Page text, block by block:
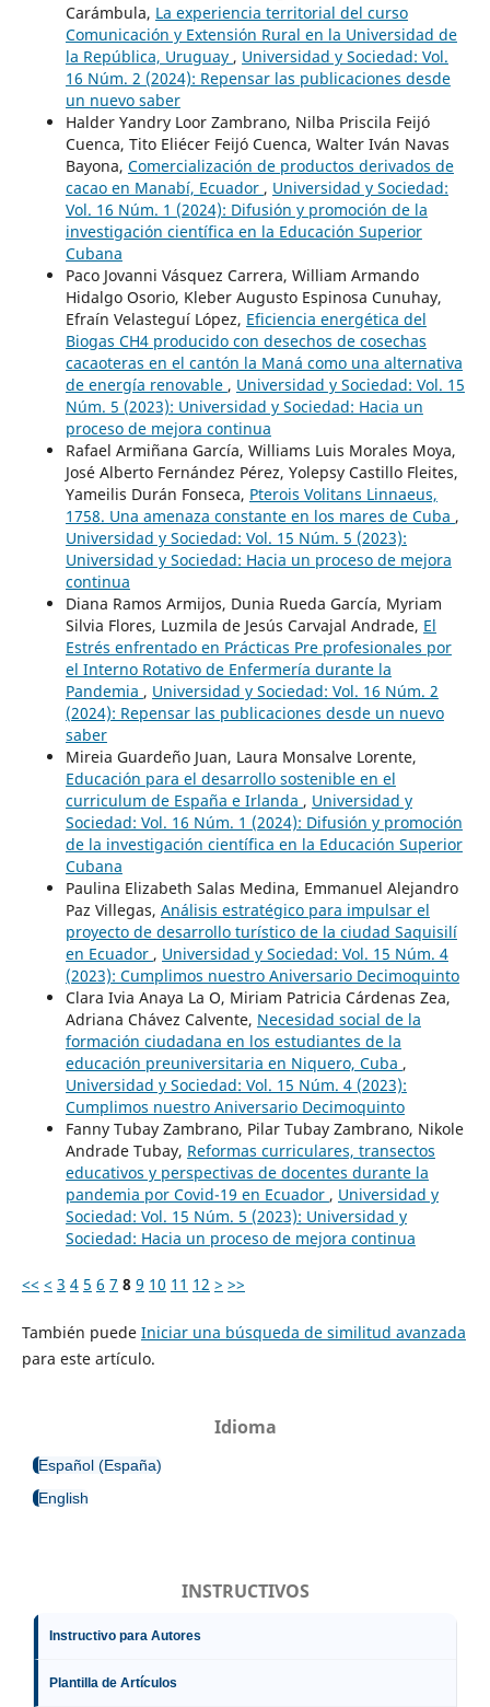
Carámbula, La experiencia territorial del curso
Comunicación y Extensión Rural en la Universidad de
la República, Uruguay , Universidad y Sociedad: Vol.
16 Núm. 2 (2024): Repensar las publicaciones desde
un nuevo saber
Halder Yandry Loor Zambrano, Nilba Priscila Feijó
Cuenca, Tito Eliécer Feijó Cuenca, Walter Iván Navas
Bayona, Comercialización de productos derivados de
cacao en Manabí, Ecuador , Universidad y Sociedad:
Vol. 16 Núm. 1 (2024): Difusión y promoción de la
investigación científica en la Educación Superior
Cubana
Paco Jovanni Vásquez Carrera, William Armando
Hidalgo Osorio, Kleber Augusto Espinosa Cunuhay,
Efraín Velasteguí López, Eficiencia energética del
Biogas CH4 producido con desechos de cosechas
cacaoteras en el cantón la Maná como una alternativa
de energía renovable , Universidad y Sociedad: Vol. 15
Núm. 5 (2023): Universidad y Sociedad: Hacia un
proceso de mejora continua
Rafael Armiñana García, Williams Luis Morales Moya,
José Alberto Fernández Pérez, Yolepsy Castillo Fleites,
Yameilis Durán Fonseca, Pterois Volitans Linnaeus,
1758. Una amenaza constante en los mares de Cuba ,
Universidad y Sociedad: Vol. 15 Núm. 5 (2023):
Universidad y Sociedad: Hacia un proceso de mejora
continua
Diana Ramos Armijos, Dunia Rueda García, Myriam
Silvia Flores, Luzmila de Jesús Carvajal Andrade, El
Estrés enfrentado en Prácticas Pre profesionales por
el Interno Rotativo de Enfermería durante la
Pandemia , Universidad y Sociedad: Vol. 16 Núm. 2
(2024): Repensar las publicaciones desde un nuevo
saber
Mireia Guardeño Juan, Laura Monsalve Lorente,
Educación para el desarrollo sostenible en el
curriculum de España e Irlanda , Universidad y
Sociedad: Vol. 16 Núm. 1 (2024): Difusión y promoción
de la investigación científica en la Educación Superior
Cubana
Paulina Elizabeth Salas Medina, Emmanuel Alejandro
Paz Villegas, Análisis estratégico para impulsar el
proyecto de desarrollo turístico de la ciudad Saquisilí
en Ecuador , Universidad y Sociedad: Vol. 15 Núm. 4
(2023): Cumplimos nuestro Aniversario Decimoquinto
Clara Ivia Anaya La O, Miriam Patricia Cárdenas Zea,
Adriana Chávez Calvente, Necesidad social de la
formación ciudadana en los estudiantes de la
educación preuniversitaria en Niquero, Cuba ,
Universidad y Sociedad: Vol. 15 Núm. 4 (2023):
Cumplimos nuestro Aniversario Decimoquinto
Fanny Tubay Zambrano, Pilar Tubay Zambrano, Nikole
Andrade Tubay, Reformas curriculares, transectos
educativos y perspectivas de docentes durante la
pandemia por Covid-19 en Ecuador , Universidad y
Sociedad: Vol. 15 Núm. 5 (2023): Universidad y
Sociedad: Hacia un proceso de mejora continua
<< < 3 4 5 6 7 8 9 10 11 12 > >>
También puede Iniciar una búsqueda de similitud avanzada
para este artículo.
Idioma
Español (España)
English
INSTRUCTIVOS
Instructivo para Autores
Plantilla de Artículos